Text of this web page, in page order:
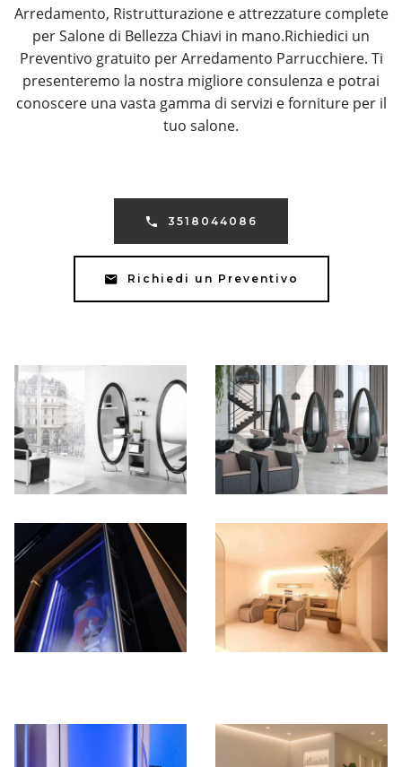
Arredamento, Ristrutturazione e attrezzature complete
per Salone di Bellezza Chiavi in mano.Richiedici un
Preventivo gratuito per Arredamento Parrucchiere. Ti
presenteremo la nostra migliore consulenza e potrai
conoscere una vasta gamma di servizi e forniture per il
tuo salone.
3518044086
Richiedi un Preventivo